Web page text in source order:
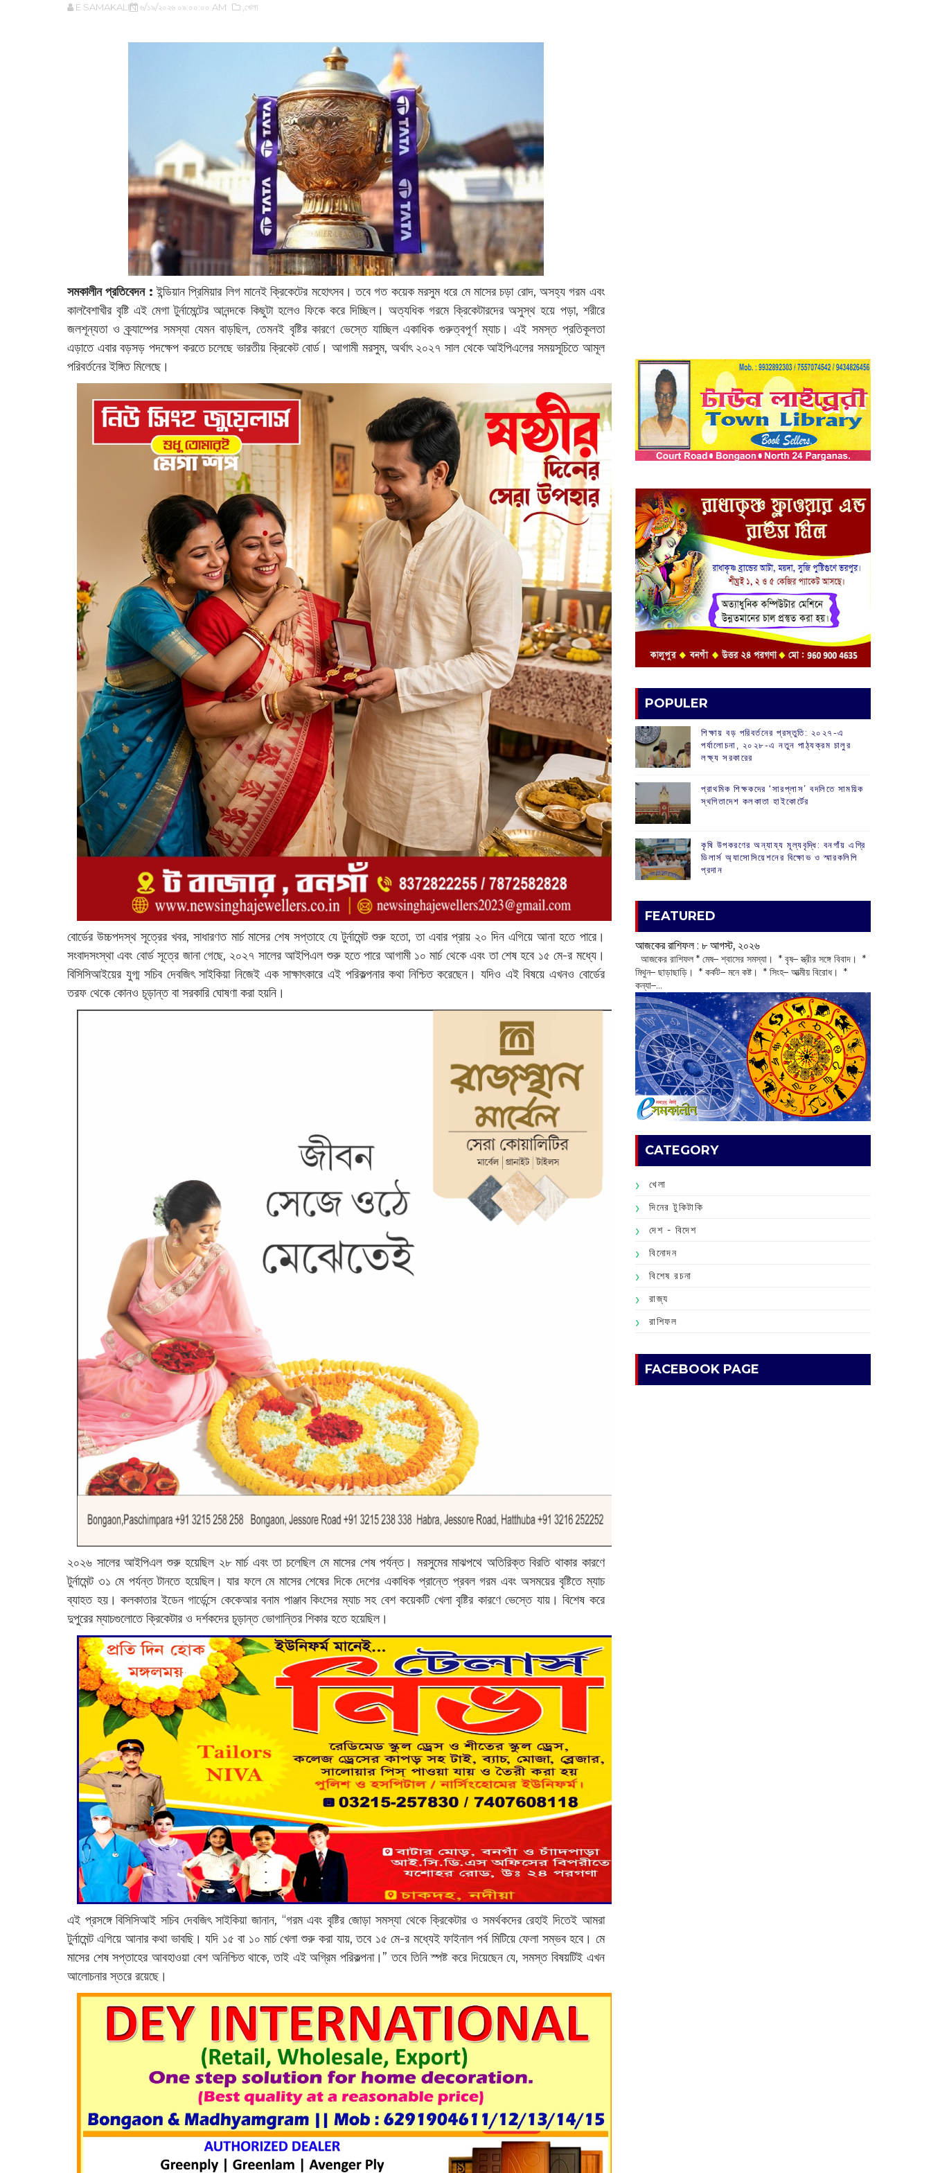
E SAMAKALIN ৬/১৯/২০২৬ ০৯:০০:০০ AM ,খেলা
সমকালীন প্রতিবেদন :ইন্ডিয়ান প্রিমিয়ার লিগ মানেই ক্রিকেটের মহোৎসব। তবে গত কয়েক মরসুম ধরে মে মাসের চড়া রোদ, অসহ্য গরম এবং
কালবৈশাখীর বৃষ্টি এই মেগা টুর্নামেন্টের আনন্দকে কিছুটা হলেও ফিকে করে দিচ্ছিল। অত্যধিক গরমে ক্রিকেটারদের অসুস্থ হয়ে পড়া, শরীরে
জলশূন্যতা ও ক্র্যাম্পের সমস্যা যেমন বাড়ছিল, তেমনই বৃষ্টির কারণে ভেস্তে যাচ্ছিল একাধিক গুরুত্বপূর্ণ ম্যাচ। এই সমস্ত প্রতিকূলতা
এড়াতে এবার বড়সড় পদক্ষেপ করতে চলেছে ভারতীয় ক্রিকেট বোর্ড। আগামী মরসুম, অর্থাৎ ২০২৭ সাল থেকে আইপিএলের সময়সূচিতে আমূল
পরিবর্তনের ইঙ্গিত মিলেছে।
বোর্ডের উচ্চপদস্থ সূত্রের খবর, সাধারণত মার্চ মাসের শেষ সপ্তাহে যে টুর্নামেন্ট শুরু হতো, তা এবার প্রায় ২০ দিন এগিয়ে আনা হতে পারে।
সংবাদসংস্থা এবং বোর্ড সূত্রে জানা গেছে, ২০২৭ সালের আইপিএল শুরু হতে পারে আগামী ১০ মার্চ থেকে এবং তা শেষ হবে ১৫ মে-র মধ্যে।
বিসিসিআইয়ের যুগ্ম সচিব দেবজিৎ সাইকিয়া নিজেই এক সাক্ষাৎকারে এই পরিকল্পনার কথা নিশ্চিত করেছেন। যদিও এই বিষয়ে এখনও বোর্ডের
তরফ থেকে কোনও চূড়ান্ত বা সরকারি ঘোষণা করা হয়নি।
২০২৬ সালের আইপিএল শুরু হয়েছিল ২৮ মার্চ এবং তা চলেছিল মে মাসের শেষ পর্যন্ত। মরসুমের মাঝপথে অতিরিক্ত বিরতি থাকার কারণে
টুর্নামেন্ট ৩১ মে পর্যন্ত টানতে হয়েছিল। যার ফলে মে মাসের শেষের দিকে দেশের একাধিক প্রান্তে প্রবল গরম এবং অসময়ের বৃষ্টিতে ম্যাচ
ব্যাহত হয়। কলকাতার ইডেন গার্ডেন্সে কেকেআর বনাম পাঞ্জাব কিংসের ম্যাচ সহ বেশ কয়েকটি খেলা বৃষ্টির কারণে ভেস্তে যায়। বিশেষ করে
দুপুরের ম্যাচগুলোতে ক্রিকেটার ও দর্শকদের চূড়ান্ত ভোগান্তির শিকার হতে হয়েছিল।
এই প্রসঙ্গে বিসিসিআই সচিব দেবজিৎ সাইকিয়া জানান, “গরম এবং বৃষ্টির জোড়া সমস্যা থেকে ক্রিকেটার ও সমর্থকদের রেহাই দিতেই আমরা
টুর্নামেন্ট এগিয়ে আনার কথা ভাবছি। যদি ১৫ বা ১০ মার্চ খেলা শুরু করা যায়, তবে ১৫ মে-র মধ্যেই ফাইনাল পর্ব মিটিয়ে ফেলা সম্ভব হবে। মে
মাসের শেষ সপ্তাহের আবহাওয়া বেশ অনিশ্চিত থাকে, তাই এই অগ্রিম পরিকল্পনা।” তবে তিনি স্পষ্ট করে দিয়েছেন যে, সমস্ত বিষয়টিই এখন
আলোচনার স্তরে রয়েছে।
POPULER
শিক্ষায় বড় পরিবর্তনের প্রস্তুতি: ২০২৭-এ
পর্যালোচনা, ২০২৮-এ নতুন পাঠ্যক্রম চালুর
লক্ষ্য সরকারের
প্রাথমিক শিক্ষকদের ‘সারপ্লাস’ বদলিতে সাময়িক
স্থগিতাদেশ কলকাতা হাইকোর্টের
কৃষি উপকরণের অন্যায্য মূল্যবৃদ্ধি: বনগাঁয় এগ্রি
ডিলার্স অ্যাসোসিয়েশনের বিক্ষোভ ও স্মারকলিপি
প্রদান
FEATURED
আজকের রাশিফল :‌ ‌‌৮ আগস্ট, ২০২৬
‌ আজকের রাশিফল * মেষ– শ্বাসের সমস্যা। * বৃষ– স্ত্রীর সঙ্গে বিবাদ। *
মিথুন– ছাড়াছাড়ি। * কর্কট– মনে কষ্ট। * সিংহ– আত্মীয় বিরোধ। *
কন্যা–...
CATEGORY
খেলা
দিনের টুকিটাকি
দেশ - বিদেশ
বিনোদন
বিশেষ রচনা
রাজ্য
রাশিফল
FACEBOOK PAGE